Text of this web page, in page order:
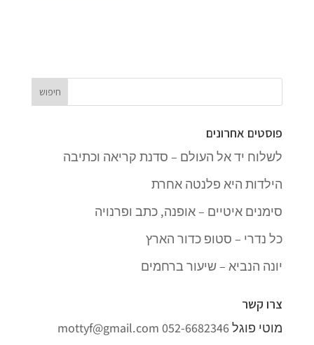
פוסטים אחרונים
לשלוח יד אל העולם – סדנת קריאה וכתיבה
הילדות היא פלנטה אחרת
סימנים איטיים – אופנה, כתב ופרנויה
כל נדרי – סטופ כדור הארץ
יונה הנביא – שיעור ברחמים
צרו קשר
מוטי פוגל052-6682346
mottyf@gmail.com